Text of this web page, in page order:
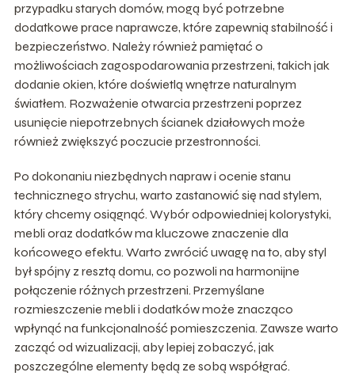
przypadku starych domów, mogą być potrzebne
dodatkowe prace naprawcze, które zapewnią stabilność i
bezpieczeństwo. Należy również pamiętać o
możliwościach zagospodarowania przestrzeni, takich jak
dodanie okien, które doświetlą wnętrze naturalnym
światłem. Rozważenie otwarcia przestrzeni poprzez
usunięcie niepotrzebnych ścianek działowych może
również zwiększyć poczucie przestronności.
Po dokonaniu niezbędnych napraw i ocenie stanu
technicznego strychu, warto zastanowić się nad stylem,
który chcemy osiągnąć. Wybór odpowiedniej kolorystyki,
mebli oraz dodatków ma kluczowe znaczenie dla
końcowego efektu. Warto zwrócić uwagę na to, aby styl
był spójny z resztą domu, co pozwoli na harmonijne
połączenie różnych przestrzeni. Przemyślane
rozmieszczenie mebli i dodatków może znacząco
wpłynąć na funkcjonalność pomieszczenia. Zawsze warto
zacząć od wizualizacji, aby lepiej zobaczyć, jak
poszczególne elementy będą ze sobą współgrać.